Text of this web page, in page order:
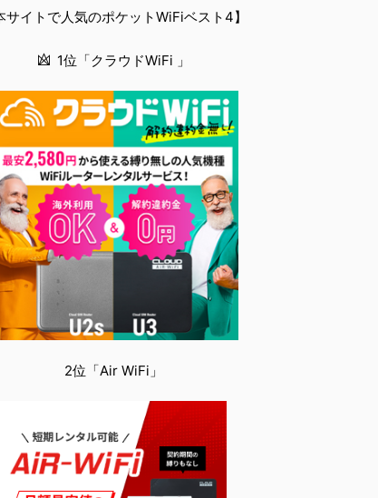
なのでNBAのみ視聴したい人でも最安！「最安で
料でみるまで楽天モバイルでNBAを無料で観るまで
は、世...
サイトで人気のポケットWiFiベスト4】
1位「クラウドWiFi 」
2位「Air WiFi」